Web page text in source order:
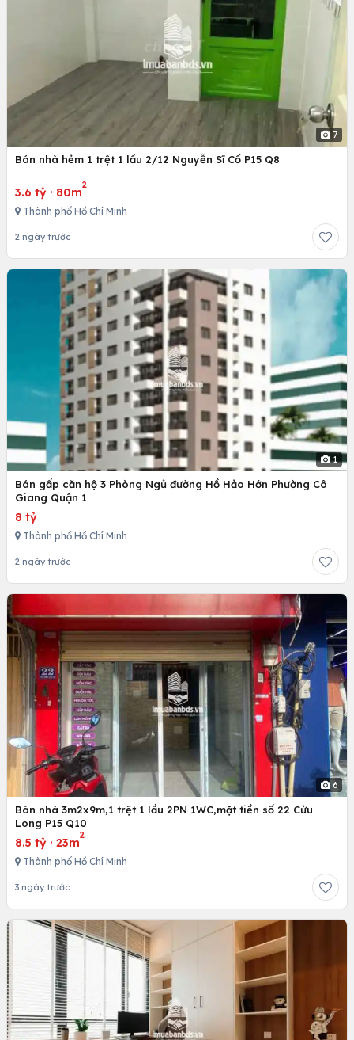
7
Bán nhà hẻm 1 trệt 1 lầu 2/12 Nguyễn Sĩ Cố P15 Q8
3.6 tỷ · 80m
2
Thành phố Hồ Chí Minh
2 ngày trước
1
Bán gấp căn hộ 3 Phòng Ngủ đường Hồ Hảo Hớn Phường Cô
Giang Quận 1
8 tỷ
Thành phố Hồ Chí Minh
2 ngày trước
6
Bán nhà 3m2x9m,1 trệt 1 lầu 2PN 1WC,mặt tiền số 22 Cửu
Long P15 Q10
8.5 tỷ · 23m
2
Thành phố Hồ Chí Minh
3 ngày trước